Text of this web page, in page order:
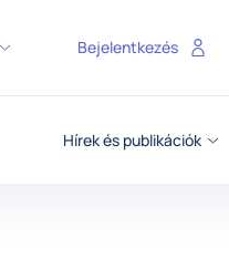
Hírek és publikációk
Bejelentkezés